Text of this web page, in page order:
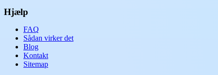
Hjælp
FAQ
Sådan virker det
Blog
Kontakt
Sitemap